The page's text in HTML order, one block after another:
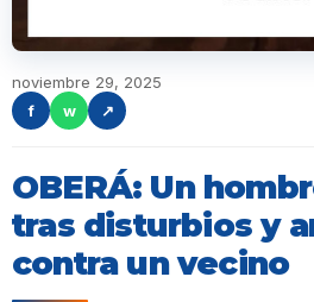
noviembre 29, 2025
f
w ↗
OBERÁ: Un
tras disturbios y
contra un vecino